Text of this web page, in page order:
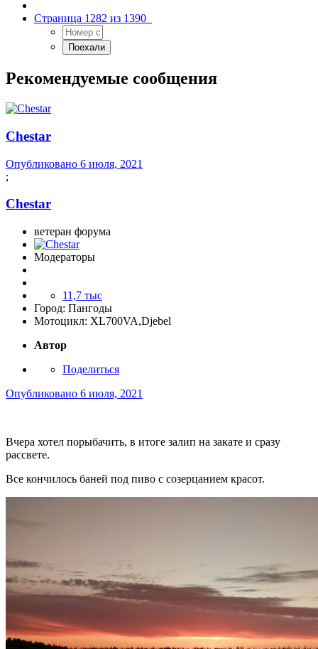
Страница 1282 из 1390
Рекомендуемые сообщения
Сhestar
Опубликовано 6 июля, 2021
;
Сhestar
ветеран форума
Модераторы
11,7 тыс
Город: Пангоды
Мотоцикл: XL700VA,Djebel
Автор
Поделиться
Опубликовано 6 июля, 2021
Вчера хотел порыбачить, в итоге залип на закате и сразу
рассвете.
Все кончилось баней под пиво с созерцанием красот.